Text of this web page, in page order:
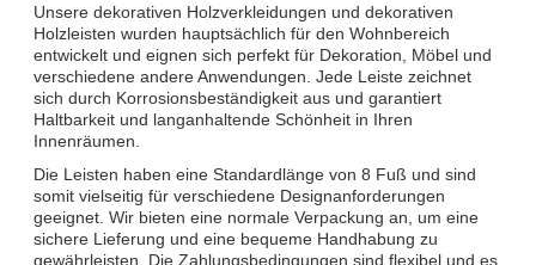
Unsere dekorativen Holzverkleidungen und dekorativen
Holzleisten wurden hauptsächlich für den Wohnbereich
entwickelt und eignen sich perfekt für Dekoration, Möbel und
verschiedene andere Anwendungen. Jede Leiste zeichnet
sich durch Korrosionsbeständigkeit aus und garantiert
Haltbarkeit und langanhaltende Schönheit in Ihren
Innenräumen.
Die Leisten haben eine Standardlänge von 8 Fuß und sind
somit vielseitig für verschiedene Designanforderungen
geeignet. Wir bieten eine normale Verpackung an, um eine
sichere Lieferung und eine bequeme Handhabung zu
gewährleisten. Die Zahlungsbedingungen sind flexibel und es